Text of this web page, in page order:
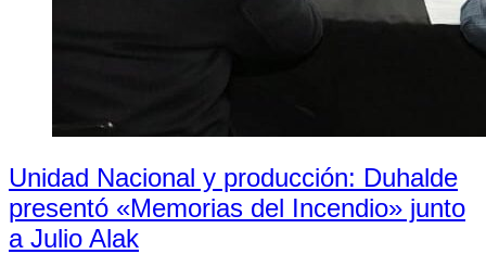
Unidad Nacional y producción: Duhalde
presentó «Memorias del Incendio» junto
a Julio Alak